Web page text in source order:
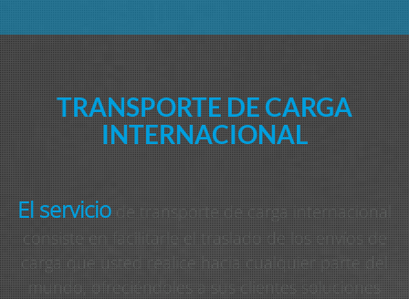
TRANSPORTE DE CARGA
INTERNACIONAL
El serviciode transporte de carga internacional
consiste en facilitarle el traslado de los envíos de
carga que usted realice hacia cualquier parte del
mundo, ofreciéndoles a sus clientes soluciones